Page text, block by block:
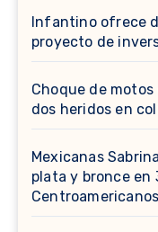
Infantino ofrece
proyecto de
Choque de
dos heridos en
Mexicanas
plata y bronce en